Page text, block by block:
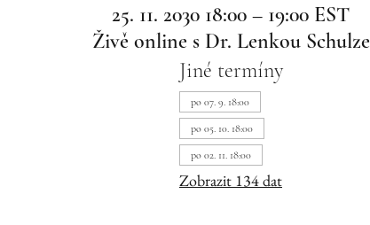
25. 11. 2030 18:00 – 19:00 EST
Živě online s Dr. Lenkou Schulze
Jiné termíny
po 07. 9. 18:00
po 05. 10. 18:00
po 02. 11. 18:00
Zobrazit 134 dat